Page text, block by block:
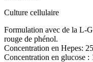
Culture cellulaire
Formulation avec de la L-
rouge de phénol.
Concentration en Hepes:
Concentration en glucose :